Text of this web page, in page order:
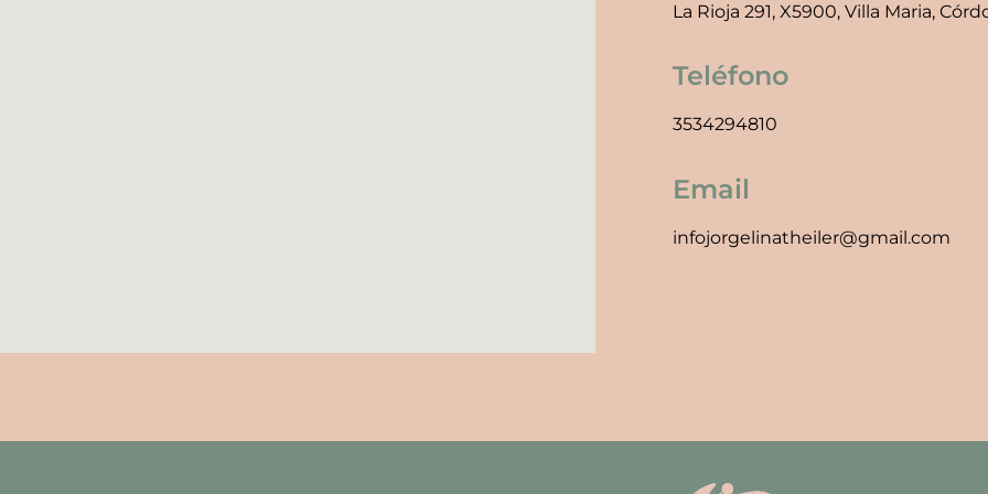
La Rioja 291, X5900, Villa Maria,
Teléfono
3534294810
Email
infojorgelinatheiler@gmail.com